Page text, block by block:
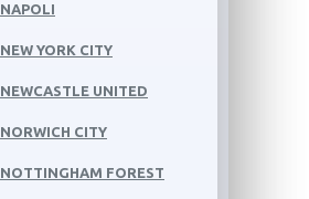
NAPOLI
NEW YORK CITY
NEWCASTLE UNITED
NORWICH CITY
NOTTINGHAM FOREST